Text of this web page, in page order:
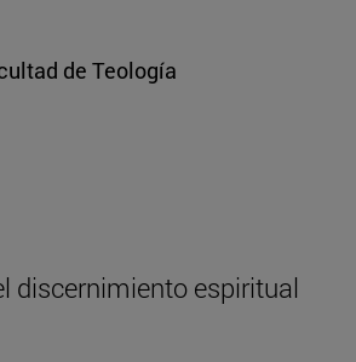
de Teología
discernimiento espiritual